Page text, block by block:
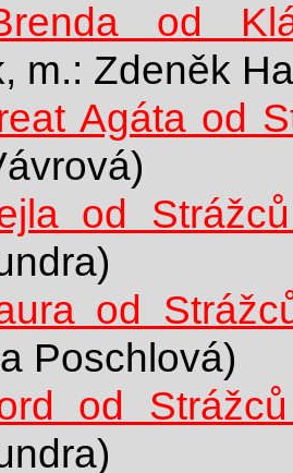
od
m.: Zdeněk
Agáta od
od
od
Poschlová)
od